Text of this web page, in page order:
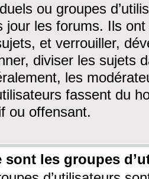
ou groupes
jour les forums. Ils ont
et verrouiller,
diviser les sujets
les
fassent du
ou offensant.
sont les groupes